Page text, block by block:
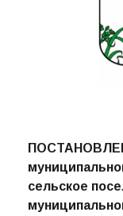
сельское